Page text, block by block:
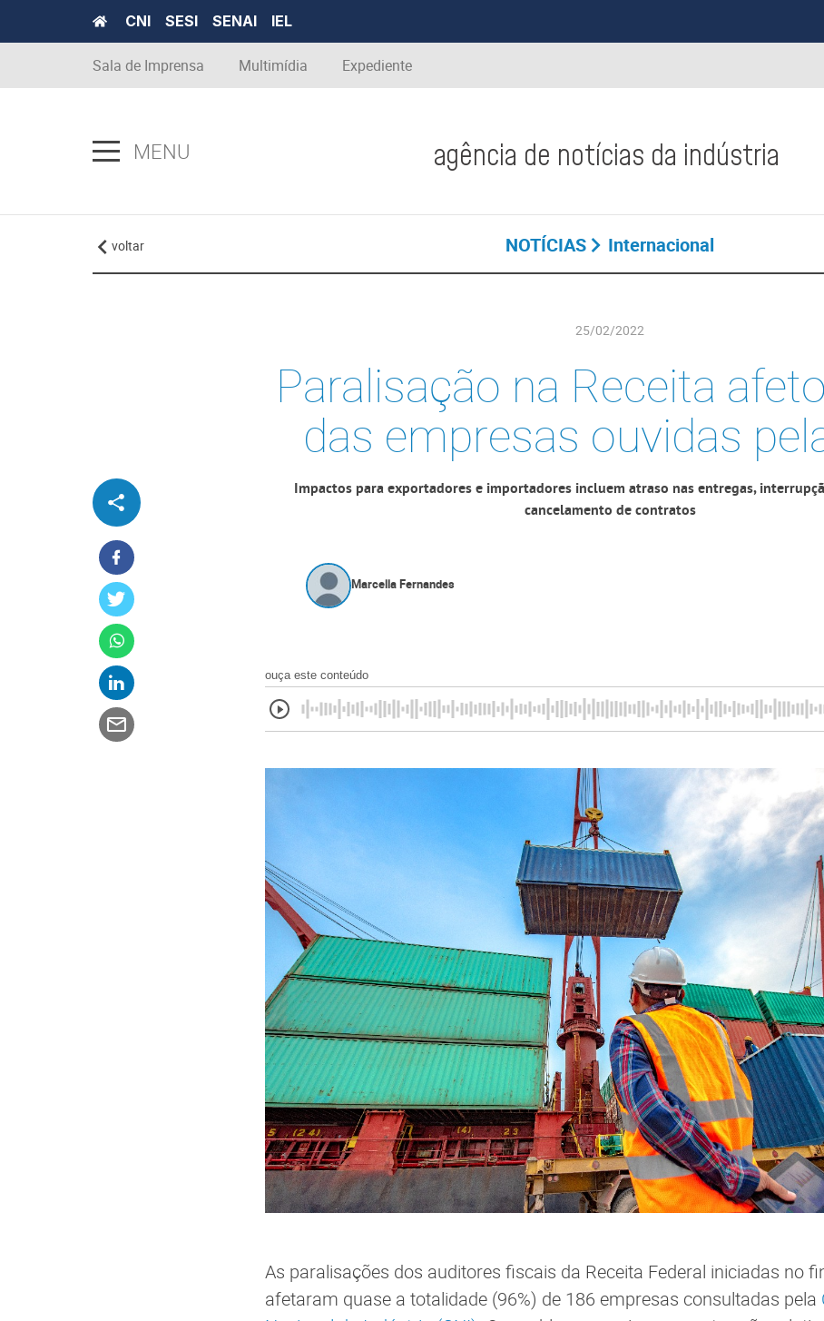
CNI SESI SENAI IEL
Sala de Imprensa Multimídia Expediente
MENU agência de notícias da indústria
voltar NOTÍCIAS Internacional
25/02/2022
Paralisação na Receita
das empresas ouvidas
Impactos para exportadores e importadores incluem atraso nas entregas,
cancelamento de contratos
Marcella Fernandes
ouça este conteúdo
As paralisações dos auditores fiscais da Receita Federal iniciadas no
afetaram quase a totalidade (96%) de 186 empresas consultadas pela